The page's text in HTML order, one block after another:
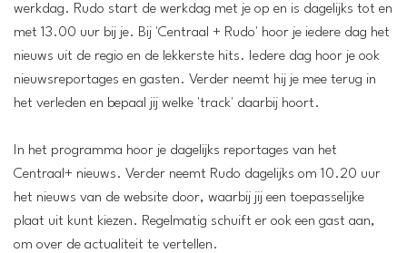
werkdag. Rudo start de werkdag met je op en is dagelijks tot en
met 13.00 uur bij je. Bij 'Centraal + Rudo' hoor je iedere dag het
nieuws uit de regio en de lekkerste hits. Iedere dag hoor je ook
nieuwsreportages en gasten. Verder neemt hij je mee terug in
het verleden en bepaal jij welke 'track' daarbij hoort.
In het programma hoor je dagelijks reportages van het
Centraal+ nieuws. Verder neemt Rudo dagelijks om 10.20 uur
het nieuws van de website door, waarbij jij een toepasselijke
plaat uit kunt kiezen. Regelmatig schuift er ook een gast aan,
om over de actualiteit te vertellen.